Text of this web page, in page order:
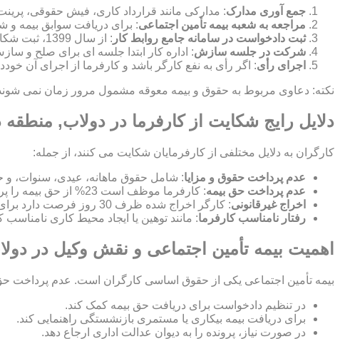
جمع آوری مدارک: مدارکی مانند قرارداد کاری، فیش حقوقی،
مراجعه به شعبه بیمه تأمین اجتماعی: برای دریافت سوابق بیمه و
ثبت دادخواست در سامانه جامع روابط کار : از سال 1399، ثبت شکایت به صورت الکترونیکی در این سامانه انجام می شود.
شرکت در جلسه سازش: اداره کار ابتدا جلسه ای برای صلح و
اجرای رأی: اگر رأی به نفع کارگر باشد و کارفرما از اجرای آن
نکته: دعاوی مربوط به حقوق و بیمه معوقه مشمول مرور زمان نمی
دلایل رایج شکایت از کارفرما در دولاب, منطقه
کارگران به دلایل مختلفی از کارفرمایان شکایت می کنند، از جمله:
عدم پرداخت حقوق و مزایا: شامل حقوق ماهانه، عیدی، سنوات،
عدم پرداخت حق بیمه: کارفرما موظف است 23% از حق بیمه را پرداخت کند و 7% از حقوق کارگر کسر می شود.
اخراج غیرقانونی: کارگر اخراج شده ظرف 30 روز فرصت دارد برای بازگشت به کار یا دریافت بیمه بیکاری شکایت کند.
رفتار نامناسب کارفرما: مانند توهین یا ایجاد محیط کاری
اهمیت بیمه تأمین اجتماعی و نقش وکیل در
بیمه تأمین اجتماعی یکی از حقوق اساسی کارگران است. عدم پرداخت
در تنظیم دادخواست برای دریافت حق بیمه کمک کند.
برای دریافت بیمه بیکاری یا مستمری بازنشستگی راهنمایی کند.
در صورت نیاز، پرونده را به دیوان عدالت اداری ارجاع دهد.